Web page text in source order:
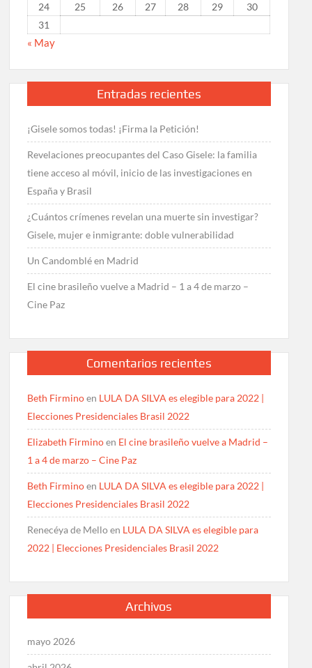
24
25 26 27 28 29
30
31
« May
Entradas recientes
¡Gisele somos todas! ¡Firma la Petición!
Revelaciones preocupantes del Caso Gisele: la familia
tiene acceso al móvil, inicio de las investigaciones en
España y Brasil
¿Cuántos crímenes revelan una muerte sin investigar?
Gisele, mujer e inmigrante: doble vulnerabilidad
Un Candomblé en Madrid
El cine brasileño vuelve a Madrid – 1 a 4 de marzo –
Cine Paz
Comentarios recientes
Beth Firminoen LULA DA SILVA es elegible para 2022 |
Elecciones Presidenciales Brasil 2022
Elizabeth Firminoen El cine brasileño vuelve a Madrid –
1 a 4 de marzo – Cine Paz
Beth Firminoen LULA DA SILVA es elegible para 2022 |
Elecciones Presidenciales Brasil 2022
Renecéya de Melloen LULA DA SILVA es elegible para
2022 | Elecciones Presidenciales Brasil 2022
Archivos
mayo 2026